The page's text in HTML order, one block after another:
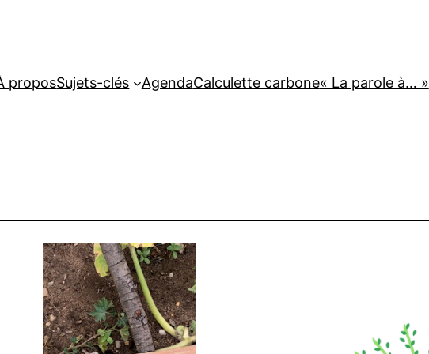
proposSujets-clés AgendaCalculette carbone« La parole à… »